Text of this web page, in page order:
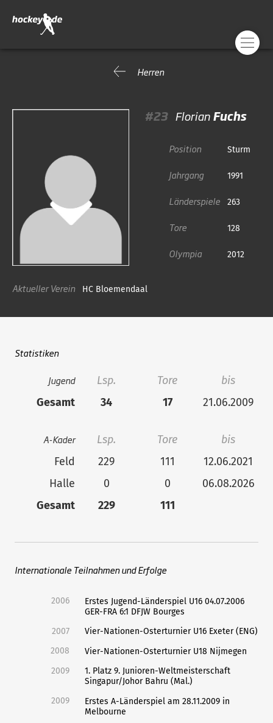
Herren
#23 Florian Fuchs
Position Sturm
Jahrgang 1991
Länderspiele 263
Tore 128
Olympia 2012
Aktueller Verein HC Bloemendaal
Statistiken
Jugend Lsp. Tore
bis
Gesamt
34 17 21.06.2009
A-Kader Lsp. Tore
bis
Feld
229 111
12.06.2021
Halle
0 0
06.08.2026
Gesamt
229 111
Internationale Teilnahmen und Erfolge
2006
Erstes Jugend-Länderspiel U16 04.07.2006
GER-FRA 6:1 DFJW Bourges
2007
Vier-Nationen-Osterturnier U16 Exeter (ENG)
2008
Vier-Nationen-Osterturnier U18 Nijmegen
2009
1. Platz 9. Junioren-Weltmeisterschaft
Singapur/Johor Bahru (Mal.)
2009
Erstes A-Länderspiel am 28.11.2009 in
Melbourne